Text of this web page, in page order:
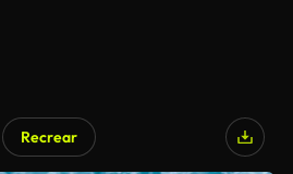
Recrear